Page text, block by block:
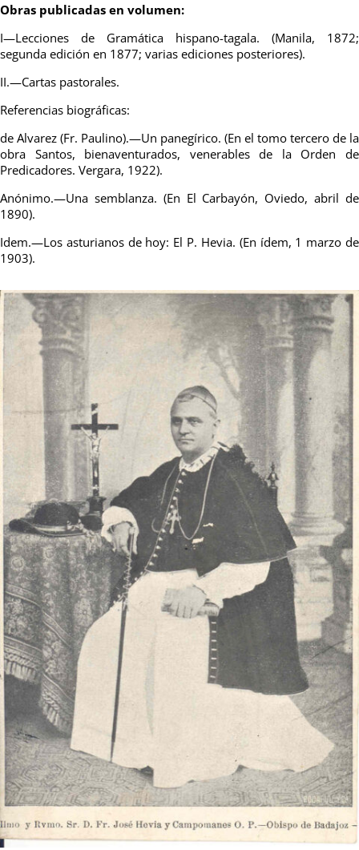
Obras publicadas en volumen:
I—Lecciones de Gramática hispano-tagala. (Manila, 1872;
segunda edición en 1877; varias ediciones posteriores).
II.—Cartas pastorales.
Referencias biográficas:
de Alvarez (Fr. Paulino).—Un panegírico. (En el tomo tercero de la
obra Santos, bienaventurados, venerables de la Orden de
Predicadores. Vergara, 1922).
Anónimo.—Una semblanza. (En El Carbayón, Oviedo, abril de
1890).
Idem.—Los asturianos de hoy: El P. Hevia. (En ídem, 1 marzo de
1903).